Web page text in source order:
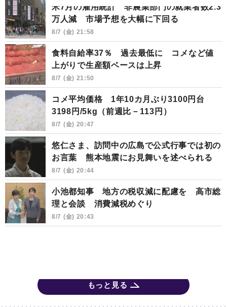
米7月の雇用統計 非農業部門の就業者数2.3
万人減 市場予想を大幅に下回る
8/7 (金) 21:58
食料自給率37％ 過去最低に コメなど値
上がりで生産額ベースは上昇
8/7 (金) 21:50
コメ平均価格 1年10カ月ぶり3100円台
3198円/5kg（前週比－113円）
8/7 (金) 20:47
悠仁さま、訪問中の広島で公式行事では初の
お言葉 熊本地震にお見舞いを述べられる
8/7 (金) 20:44
小池都知事 地方の税収減に配慮を 高市総
理と会談 消費減税めぐり
8/7 (金) 20:43
もっと見る